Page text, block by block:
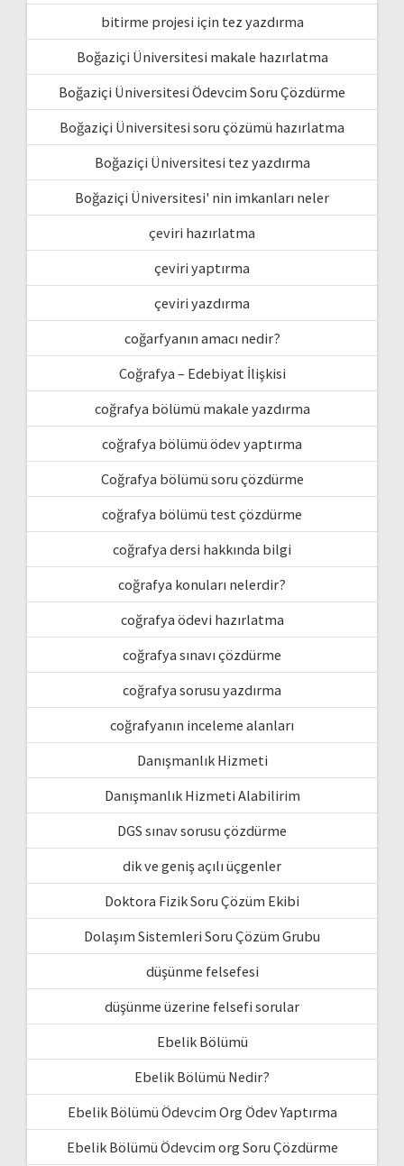
bitirme projesi için tez yazdırma
Boğaziçi Üniversitesi makale hazırlatma
Boğaziçi Üniversitesi Ödevcim Soru Çözdürme
Boğaziçi Üniversitesi soru çözümü hazırlatma
Boğaziçi Üniversitesi tez yazdırma
Boğaziçi Üniversitesi' nin imkanları neler
çeviri hazırlatma
çeviri yaptırma
çeviri yazdırma
coğarfyanın amacı nedir?
Coğrafya – Edebiyat İlişkisi
coğrafya bölümü makale yazdırma
coğrafya bölümü ödev yaptırma
Coğrafya bölümü soru çözdürme
coğrafya bölümü test çözdürme
coğrafya dersi hakkında bilgi
coğrafya konuları nelerdir?
coğrafya ödevi hazırlatma
coğrafya sınavı çözdürme
coğrafya sorusu yazdırma
coğrafyanın inceleme alanları
Danışmanlık Hizmeti
Danışmanlık Hizmeti Alabilirim
DGS sınav sorusu çözdürme
dik ve geniş açılı üçgenler
Doktora Fizik Soru Çözüm Ekibi
Dolaşım Sistemleri Soru Çözüm Grubu
düşünme felsefesi
düşünme üzerine felsefi sorular
Ebelik Bölümü
Ebelik Bölümü Nedir?
Ebelik Bölümü Ödevcim Org Ödev Yaptırma
Ebelik Bölümü Ödevcim org Soru Çözdürme